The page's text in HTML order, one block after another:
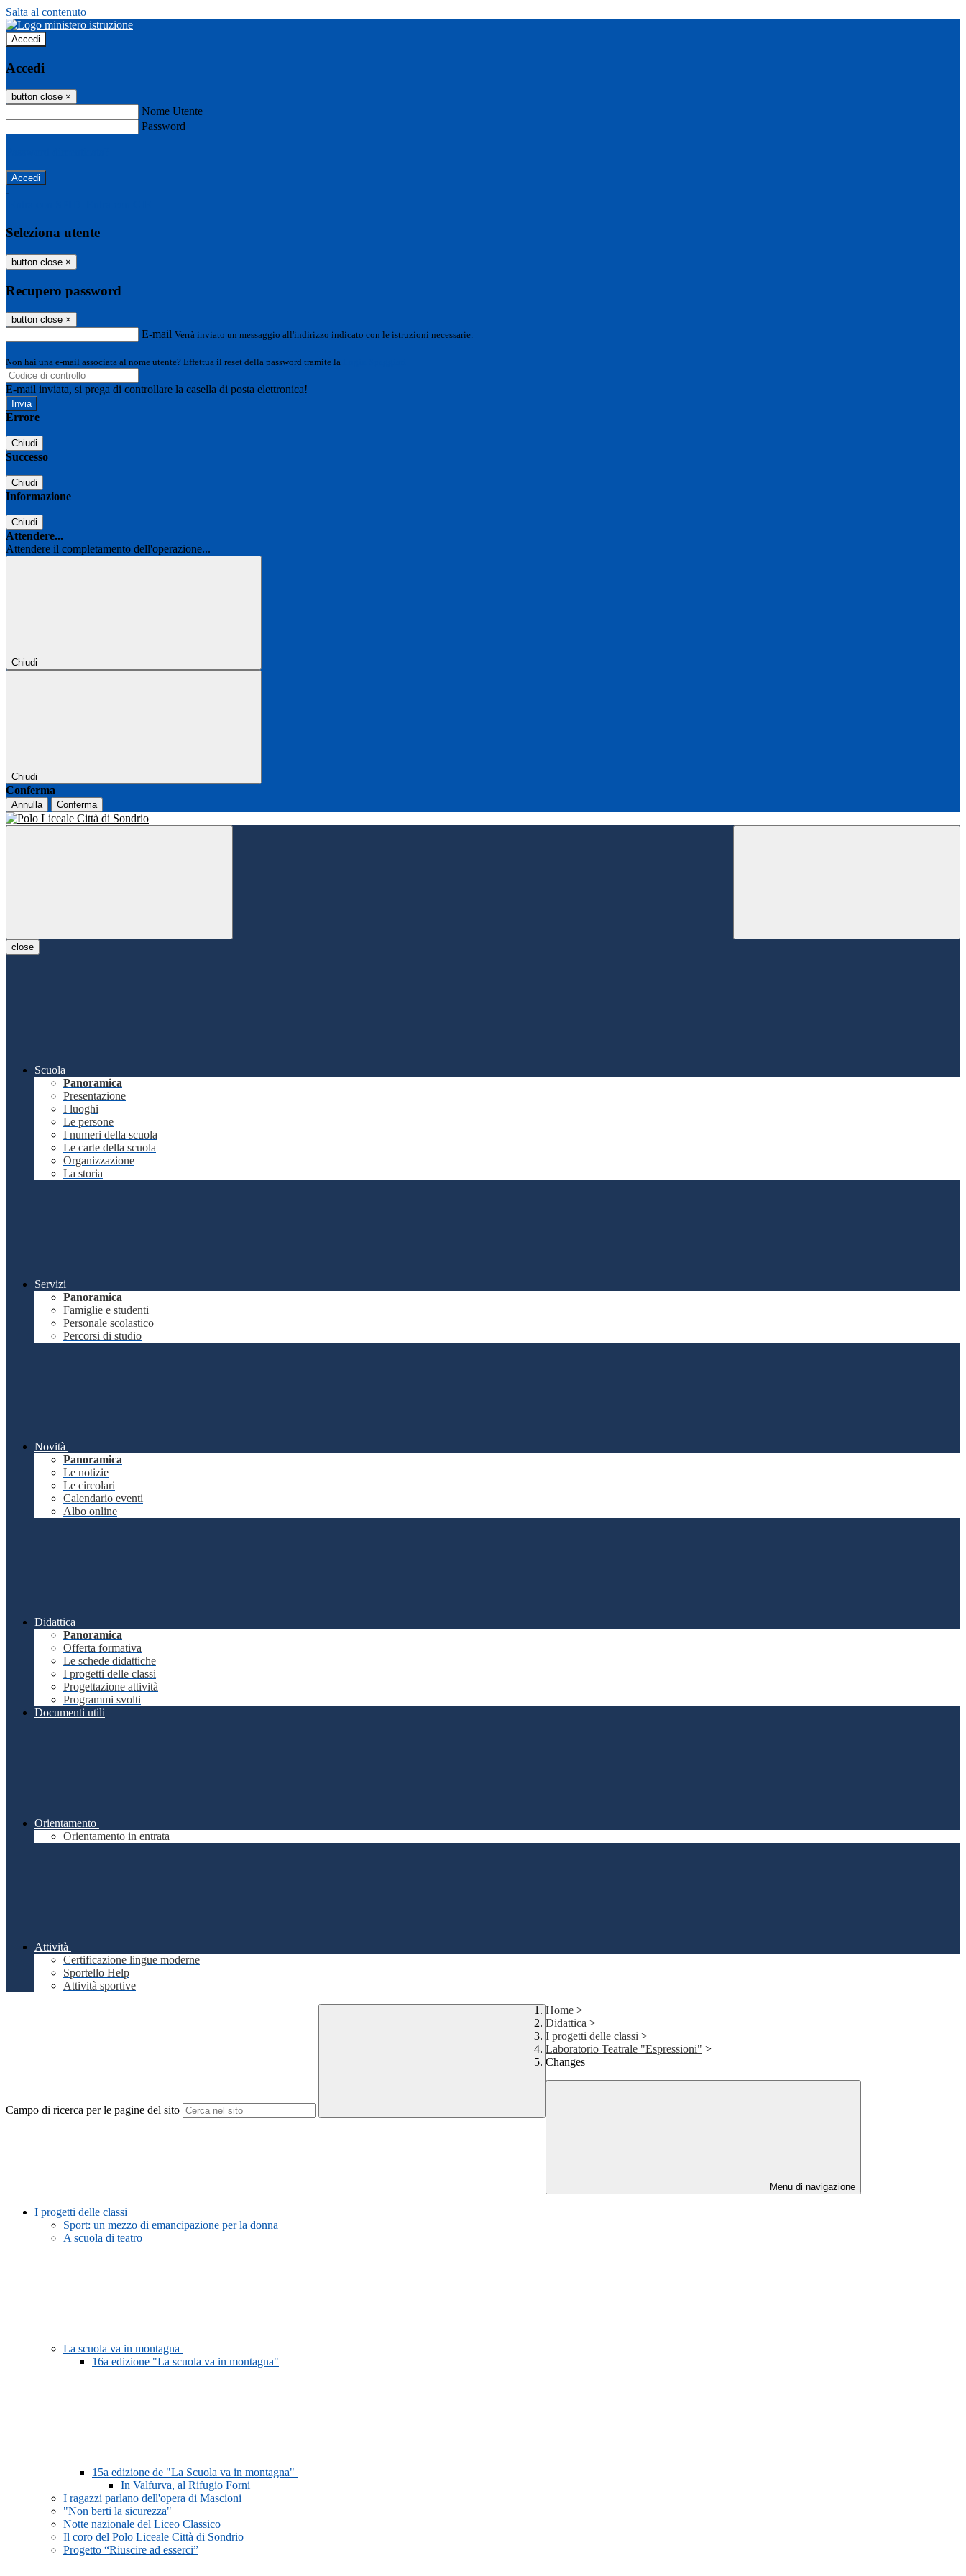
Salta al contenuto
Accedi
Accedi
button close ×
Nome Utente
Password
-
Seleziona utente
button close ×
Recupero password
button close ×
E-mail Verrà inviato un messaggio all'indirizzo indicato con le istruzioni necessarie.
Non hai una e-mail associata al nome utente? Effettua il reset della password tramite la
E-mail inviata, si prega di controllare la casella di posta elettronica!
Errore
Chiudi
Successo
Chiudi
Informazione
Chiudi
Attendere...
Attendere il completamento dell'operazione...
Chiudi
Chiudi
Conferma
Annulla Conferma
close
Scuola
Panoramica
Presentazione
I luoghi
Le persone
I numeri della scuola
Le carte della scuola
Organizzazione
La storia
Servizi
Panoramica
Famiglie e studenti
Personale scolastico
Percorsi di studio
Novità
Panoramica
Le notizie
Le circolari
Calendario eventi
Albo online
Didattica
Panoramica
Offerta formativa
Le schede didattiche
I progetti delle classi
Progettazione attività
Programmi svolti
Documenti utili
Orientamento
Orientamento in entrata
Attività
Certificazione lingue moderne
Sportello Help
Attività sportive
Campo di ricerca per le pagine del sito
Home >
Didattica >
I progetti delle classi >
Laboratorio Teatrale "Espressioni" >
Changes
Menu di navigazione
I progetti delle classi
Sport: un mezzo di emancipazione per la donna
A scuola di teatro
La scuola va in montagna
16a edizione "La scuola va in montagna"
15a edizione de "La Scuola va in montagna"
In Valfurva, al Rifugio Forni
I ragazzi parlano dell'opera di Mascioni
"Non berti la sicurezza"
Notte nazionale del Liceo Classico
Il coro del Polo Liceale Città di Sondrio
Progetto “Riuscire ad esserci”